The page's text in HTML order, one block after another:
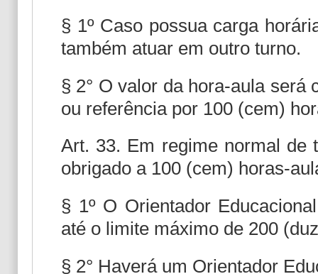
§ 1º Caso possua carga
também atuar em outro turno.
§ 2° O valor da hora-aula será
ou referência por 100 (cem)
Art. 33. Em regime normal de
obrigado a 100 (cem) horas-
§ 1º O Orientador
até o limite máximo de 200
§ 2° Haverá um Orientador